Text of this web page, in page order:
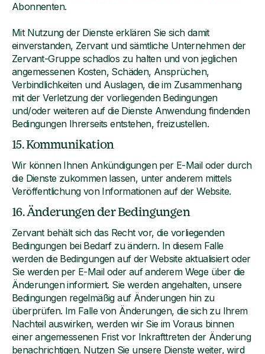
Abonnenten.
Mit Nutzung der Dienste erklären Sie sich damit
einverstanden, Zervant und sämtliche Unternehmen der
Zervant-Gruppe schadlos zu halten und von jeglichen
angemessenen Kosten, Schäden, Ansprüchen,
Verbindlichkeiten und Auslagen, die im Zusammenhang
mit der Verletzung der vorliegenden Bedingungen
und/oder weiteren auf die Dienste Anwendung findenden
Bedingungen Ihrerseits entstehen, freizustellen.
15. Kommunikation
Wir können Ihnen Ankündigungen per E-Mail oder durch
die Dienste zukommen lassen, unter anderem mittels
Veröffentlichung von Informationen auf der Website.
16. Änderungen der Bedingungen
Zervant behält sich das Recht vor, die vorliegenden
Bedingungen bei Bedarf zu ändern. In diesem Falle
werden die Bedingungen auf der Website aktualisiert oder
Sie werden per E-Mail oder auf anderem Wege über die
Änderungen informiert. Sie werden angehalten, unsere
Bedingungen regelmäßig auf Änderungen hin zu
überprüfen. Im Falle von Änderungen, die sich zu Ihrem
Nachteil auswirken, werden wir Sie im Voraus binnen
einer angemessenen Frist vor Inkrafttreten der Änderung
benachrichtigen. Nutzen Sie unsere Dienste weiter, wird